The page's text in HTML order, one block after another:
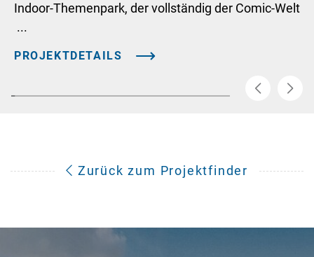
Indoor-Themenpark, der vollständig der Comic-Welt
...
PROJEKTDETAILS
Zurück zum Projektfinder